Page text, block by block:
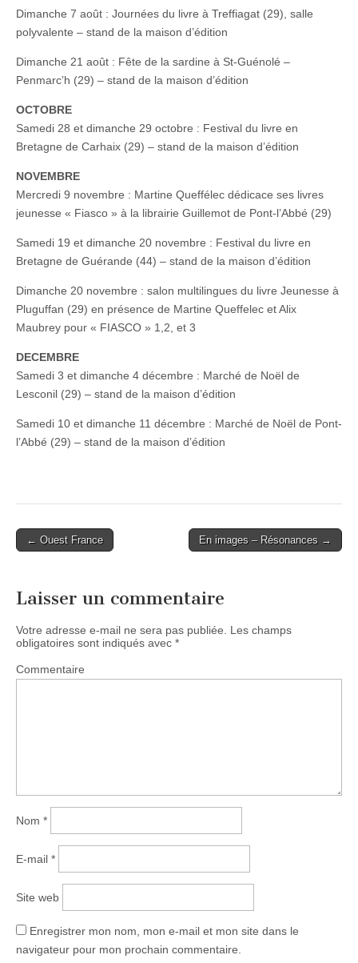
Dimanche 7 août : Journées du livre à Treffiagat (29), salle
polyvalente – stand de la maison d’édition
Dimanche 21 août : Fête de la sardine à St-Guénolé –
Penmarc’h (29) – stand de la maison d’édition
OCTOBRE
Samedi 28 et dimanche 29 octobre : Festival du livre en
Bretagne de Carhaix (29) – stand de la maison d’édition
NOVEMBRE
Mercredi 9 novembre : Martine Queffélec dédicace ses livres
jeunesse « Fiasco » à la librairie Guillemot de Pont-l’Abbé (29)
Samedi 19 et dimanche 20 novembre : Festival du livre en
Bretagne de Guérande (44) – stand de la maison d’édition
Dimanche 20 novembre : salon multilingues du livre Jeunesse à
Pluguffan (29) en présence de Martine Queffelec et Alix
Maubrey pour « FIASCO » 1,2, et 3
DECEMBRE
Samedi 3 et dimanche 4 décembre : Marché de Noël de
Lesconil (29) – stand de la maison d’édition
Samedi 10 et dimanche 11 décembre : Marché de Noël de Pont-
l’Abbé (29) – stand de la maison d’édition
Post
← Ouest France En images – Résonances →
Laisser un commentaire
Votre adresse e-mail ne sera pas publiée.
Les champs
obligatoires sont indiqués avec *
Commentaire
Nom *
E-mail *
Site web
Enregistrer mon nom, mon e-mail et mon site dans le
navigateur pour mon prochain commentaire.